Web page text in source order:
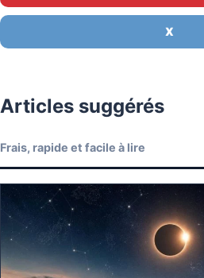
X
Articles suggérés
Frais, rapide et facile à lire